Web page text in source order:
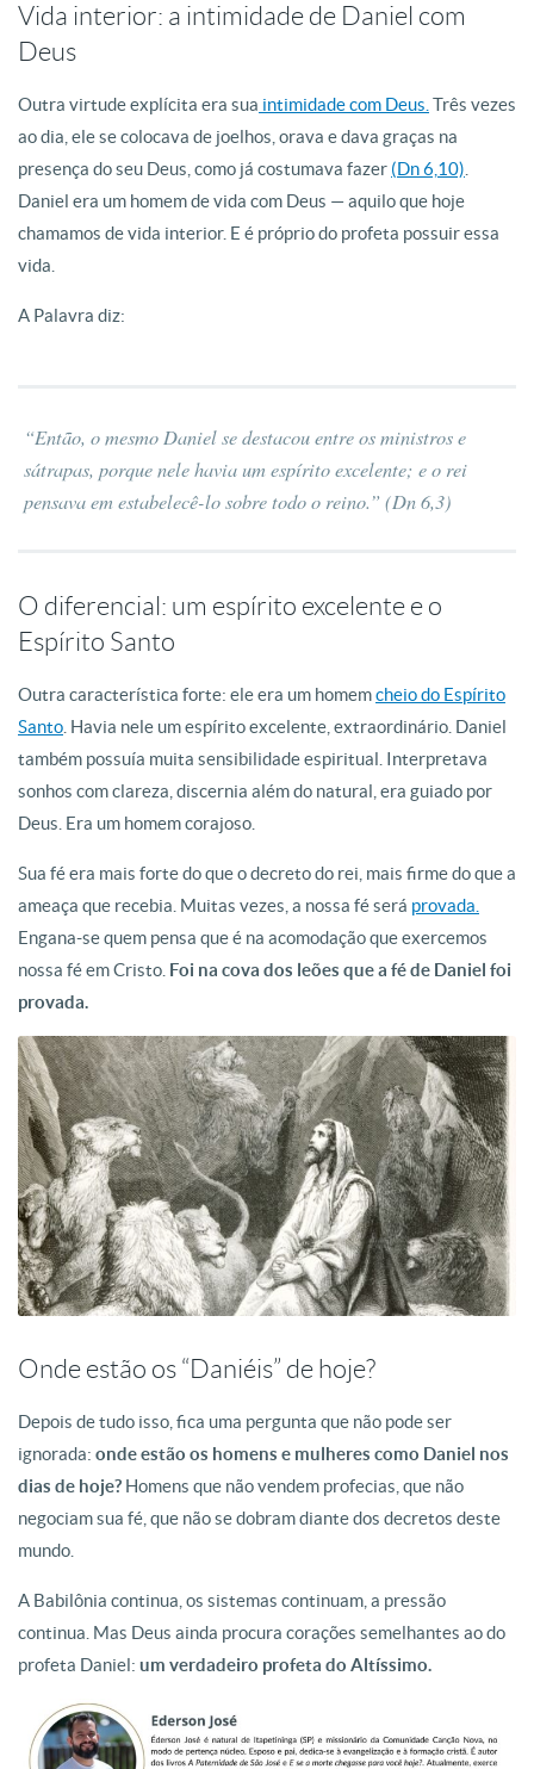
Vida interior: a intimidade de Daniel com
Deus
Outra virtude explícita era sua intimidade com Deus. Três vezes
ao dia, ele se colocava de joelhos, orava e dava graças na
presença do seu Deus, como já costumava fazer (Dn 6,10)
Daniel era um homem de vida com Deus — aquilo que hoje
chamamos de vida interior. E é próprio do profeta possuir essa
vida.
A Palavra diz:
“Então, o mesmo Daniel se destacou entre os ministros e
sátrapas, porque nele havia um espírito excelente; e o rei
pensava em estabelecê-lo sobre todo o reino.” (Dn 6,3)
O diferencial: um espírito excelente e o
Espírito Santo
Outra característica forte: ele era um homemcheio do Espírito
Santo . Havia nele um espírito excelente, extraordinário. Daniel
também possuía muita sensibilidade espiritual. Interpretava
sonhos com clareza, discernia além do natural, era guiado por
Deus. Era um homem corajoso.
Sua fé era mais forte do que o decreto do rei, mais firme do que a
ameaça que recebia. Muitas vezes, a nossa fé será provada.
Engana-se quem pensa que é na acomodação que exercemos
nossa fé em Cristo. Foi na cova dos leões que a fé de Daniel foi
provada.
Onde estão os “Daniéis” de hoje?
Depois de tudo isso, fica uma pergunta que não pode ser
ignorada: onde estão os homens e mulheres como Daniel nos
dias de hoje? Homens que não vendem profecias, que não
negociam sua fé, que não se dobram diante dos decretos deste
mundo.
A Babilônia continua, os sistemas continuam, a pressão
continua. Mas Deus ainda procura corações semelhantes ao do
profeta Daniel: um verdadeiro profeta do Altíssimo.